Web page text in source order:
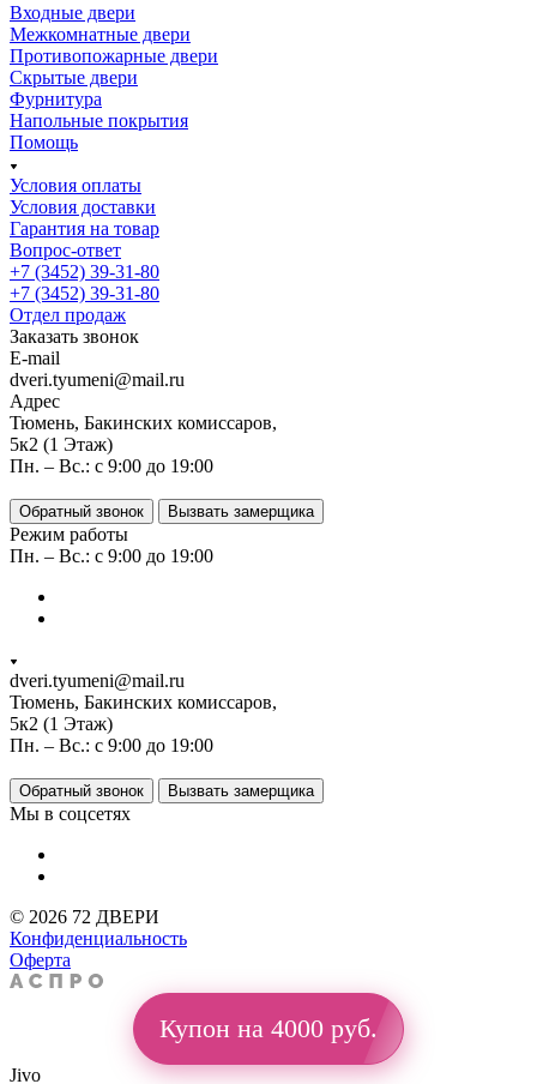
Входные двери
Межкомнатные двери
Противопожарные двери
Скрытые двери
Фурнитура
Напольные покрытия
Помощь
Условия оплаты
Условия доставки
Гарантия на товар
Вопрос-ответ
+7 (3452) 39-31-80
+7 (3452) 39-31-80
Отдел продаж
Заказать звонок
E-mail
dveri.tyumeni@mail.ru
Адрес
Тюмень, Бакинских комиссаров,
5к2 (1 Этаж)
Пн. – Вс.: с 9:00 до 19:00
Обратный звонок Вызвать замерщика
Режим работы
Пн. – Вс.: с 9:00 до 19:00
dveri.tyumeni@mail.ru
Тюмень, Бакинских комиссаров,
5к2 (1 Этаж)
Пн. – Вс.: с 9:00 до 19:00
Обратный звонок Вызвать замерщика
Мы в соцсетях
© 2026 72 ДВЕРИ
Конфиденциальность
Оферта
Купон на 4000 руб.
Jivo